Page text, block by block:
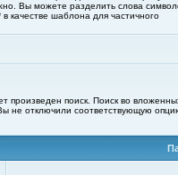
Вы можете разделить слова
в качестве шаблона для частичного
произведен поиск. Поиск во
не отключили соответствующую